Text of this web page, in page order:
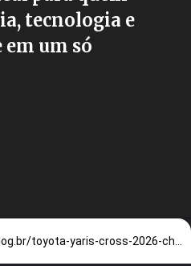
tecnologia e
um só